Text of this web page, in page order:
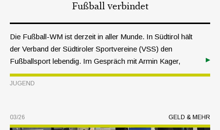
Fußball verbindet
Die Fußball-WM ist derzeit in aller Munde. In Südtirol hält
der Verband der Südtiroler Sportvereine (VSS) den
Fußballsport lebendig. Im Gespräch mit Armin Kager,
Leiter des Referats Fußball, werfen wir einen Blick hinter
die Kulissen des Kinder- und Jugendfußballs.
JUGEND
GELD & MEHR
03/26